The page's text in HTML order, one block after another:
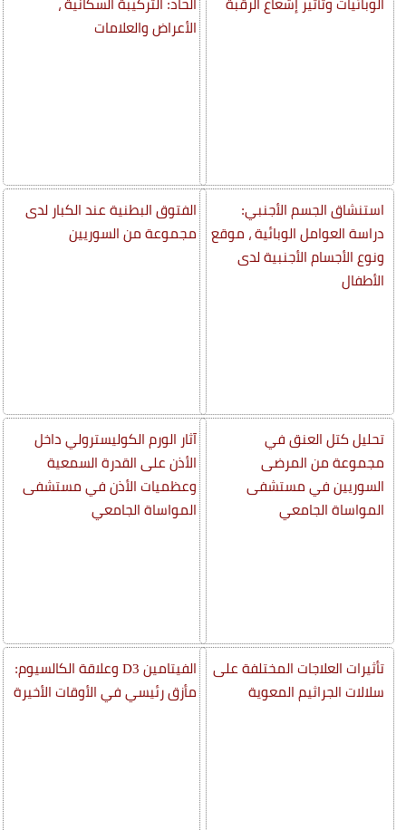
الوبائيات وتأثير إشعاع الرقبة
استنشاق الجسم الأجنبي:
دراسة العوامل الوبائية ، موقع
ونوع الأجسام الأجنبية لدى
الأطفال
تحليل كتل العنق في
مجموعة من المرضى
السوريين في مستشفى
المواساة الجامعي
تأثيرات العلاجات المختلفة على
سلالات الجراثيم المعوية
الحاد: التركيبة السكانية ،
الأعراض والعلامات
الفتوق البطنية عند الكبار لدى
مجموعة من السوريين
آثار الورم الكوليسترولي داخل
الأذن على القدرة السمعية
وعظميات الأذن في مستشفى
المواساة الجامعي
الفيتامين D3 وعلاقة الكالسيوم:
مأزق رئيسي في الأوقات الأخيرة